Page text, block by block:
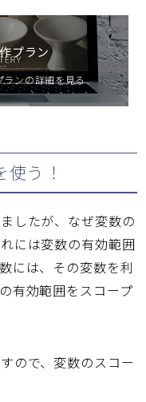
プラン
ランの詳細を見る
う！
したが、なぜ変数の
には変数の有効範囲
には、その変数を利
有効範囲をスコープ
ので、変数のスコー